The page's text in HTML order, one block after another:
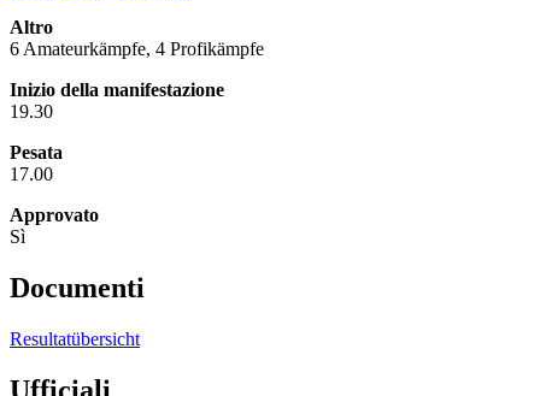
Altro
6 Amateurkämpfe, 4 Profikämpfe
Inizio della manifestazione
19.30
Pesata
17.00
Approvato
Sì
Documenti
Resultatübersicht
Ufficiali